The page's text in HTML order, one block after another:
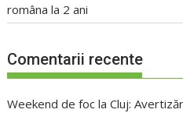
româna la 2 ani
Comentarii recente
Weekend de foc la Cluj: